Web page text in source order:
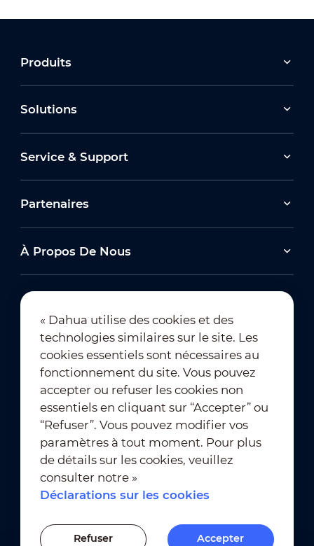
Produits
Solutions
Service & Support
Partenaires
À Propos De Nous
Abonnement à la newsletter
Conditions d’utilisation
｜
Conformité à la vie privée
Paramètres des cookies
« Dahua utilise des cookies et des
technologies similaires sur le site. Les
cookies essentiels sont nécessaires au
fonctionnement du site. Vous pouvez
accepter ou refuser les cookies non
essentiels en cliquant sur “Accepter” ou
“Refuser”. Vous pouvez modifier vos
paramètres à tout moment. Pour plus
de détails sur les cookies, veuillez
consulter notre »
Déclarations sur les cookies
Refuser Accepter